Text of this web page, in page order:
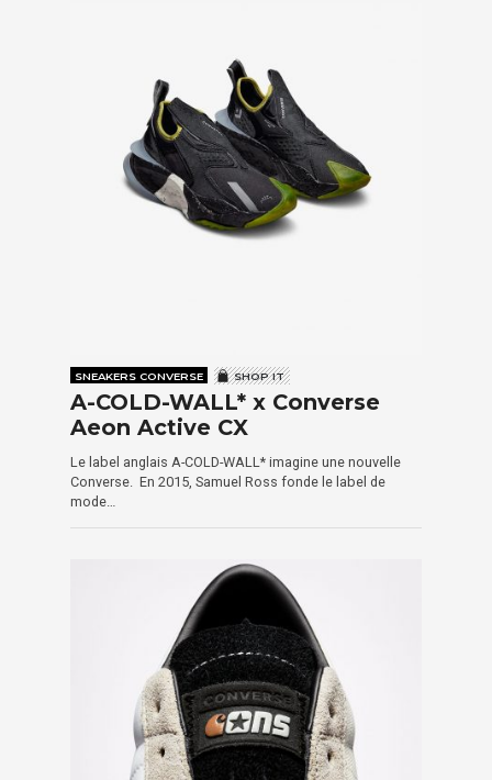
SNEAKERS CONVERSE SHOP IT
A-COLD-WALL* x Converse
Aeon Active CX
Le label anglais A-COLD-WALL* imagine une nouvelle
Converse. En 2015, Samuel Ross fonde le label de
mode…